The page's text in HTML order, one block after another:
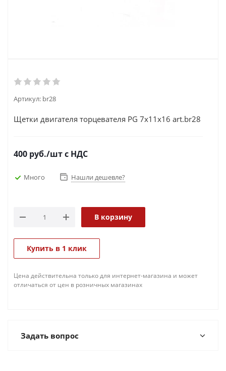
Артикул: br28
Щетки двигателя торцевателя PG 7x11x16 art.br28
400 руб./штс НДС
Много Нашли дешевле?
В корзину
Купить в 1 клик
Цена действительна только для интернет-магазина и может
отличаться от цен в розничных магазинах
Задать вопрос